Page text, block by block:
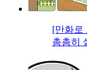
[만화로
촘촘히